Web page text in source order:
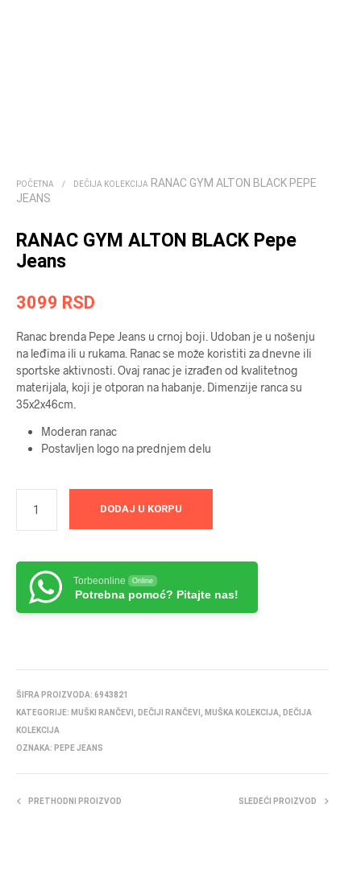
POČETNA / DEČIJA KOLEKCIJA RANAC GYM ALTON BLACK PEPE
JEANS
RANAC GYM ALTON BLACK Pepe
Jeans
3099 RSD
Ranac brenda Pepe Jeans u crnoj boji. Udoban je u nošenju
na leđima ili u rukama. Ranac se može koristiti za dnevne ili
sportske aktivnosti. Ovaj ranac je izrađen od kvalitetnog
materijala, koji je otporan na habanje. Dimenzije ranca su
35x2x46cm.
Moderan ranac
Postavljen logo na prednjem delu
DODAJ U KORPU
Torbeonline Online
Potrebna pomoć? Pitajte nas!
ŠIFRA PROIZVODA: 6943821
KATEGORIJE: MUŠKI RANČEVI DEČIJI RANČEVI MUŠKA KOLEKCIJA
DEČIJA
KOLEKCIJA
OZNAKA: PEPE JEANS
PRETHODNI PROIZVOD SLEDEĆI PROIZVOD